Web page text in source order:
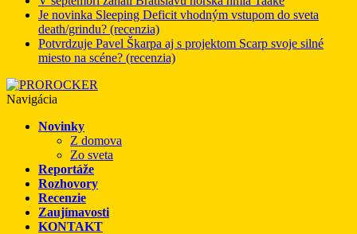
Je novinka Sleeping Deficit vhodným vstupom do sveta
death/grindu? (recenzia)
Potvrdzuje Pavel Škarpa aj s projektom Scarp svoje silné
miesto na scéne? (recenzia)
Navigácia
Novinky
Z domova
Zo sveta
Reportáže
Rozhovory
Recenzie
Zaujímavosti
KONTAKT